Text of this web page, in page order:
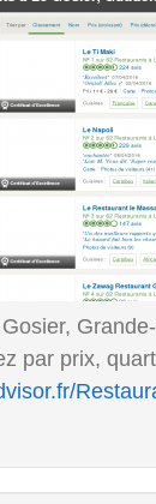
par prix,